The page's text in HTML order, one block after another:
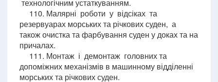
технологічним устаткуванням.
110. Малярні роботи у відсіках та
резервуарах морських та річкових суден, а
також очистка та фарбування суден у доках та на
причалах.
111. Монтаж і демонтаж головних та
допоміжних механізмів в машинному відділенні
морських та річкових суден.